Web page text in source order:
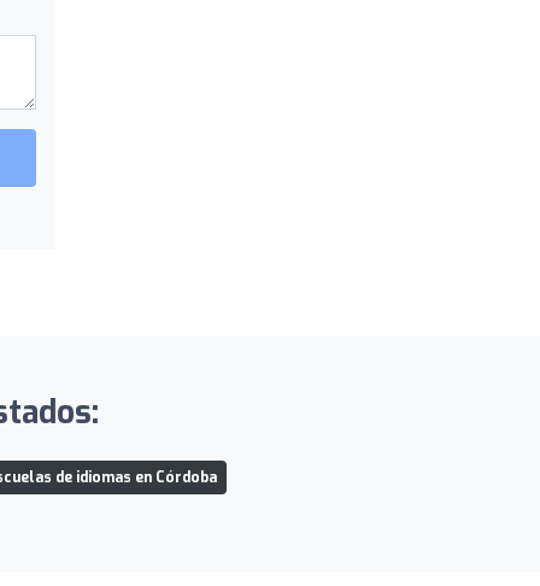
de idiomas en Córdoba